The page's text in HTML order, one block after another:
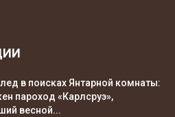
в поисках Янтарной комнаты:
пароход «Карлсруэ»,
весной...